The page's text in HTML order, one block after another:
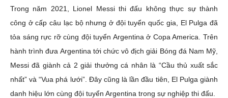
Trong năm 2021, Lionel Messi thi đấu không thực sự thành
công ở cấp câu lạc bộ nhưng ở đội tuyển quốc gia, El Pulga đã
tỏa sáng rực rỡ cùng đội tuyển Argentina ở Copa America. Trên
hành trình đưa Argentina tới chức vô địch giải Bóng đá Nam Mỹ,
Messi đã giành cả 2 giải thưởng cá nhân là “Cầu thủ xuất sắc
nhất” và “Vua phá lưới”. Đây cũng là lần đầu tiên, El Pulga giành
danh hiệu lớn cùng đội tuyển Argentina trong sự nghiệp thi đấu.